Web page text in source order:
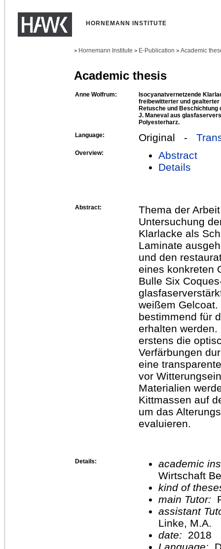
HORNEMANN INSTITUTE
> Hornemann Institute > E-Publication > Academic
Academic thesis
Anne Wolfrum:
Isocyanatvernetzende
freibewitterter und
Retusche und Beschichtung
J. Maneval aus
Polyesterharz.
Language:
Original -
Overview:
Abstract
Details
Abstract:
Thema der
Untersuchung
Klarlacke als
Laminate
und den
eines konkreten
Bulle Six
weißem
bestimmend für
erhalten
erstens die
Verfärbungen
eine
vor
Materialien
Kittmassen auf
um das
evaluieren.
Details:
academic
Wirtschaft
kind of
main Tutor:
assistant
Linke, M.A.
date:
2018
Language: